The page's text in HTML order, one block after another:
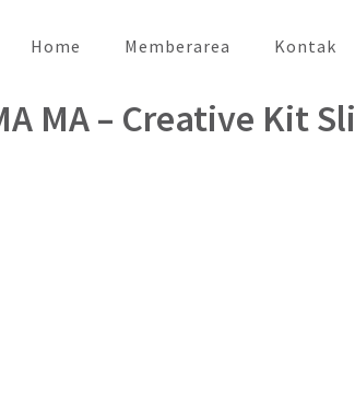
Home Memberarea Kontak
MA – Creative Kit